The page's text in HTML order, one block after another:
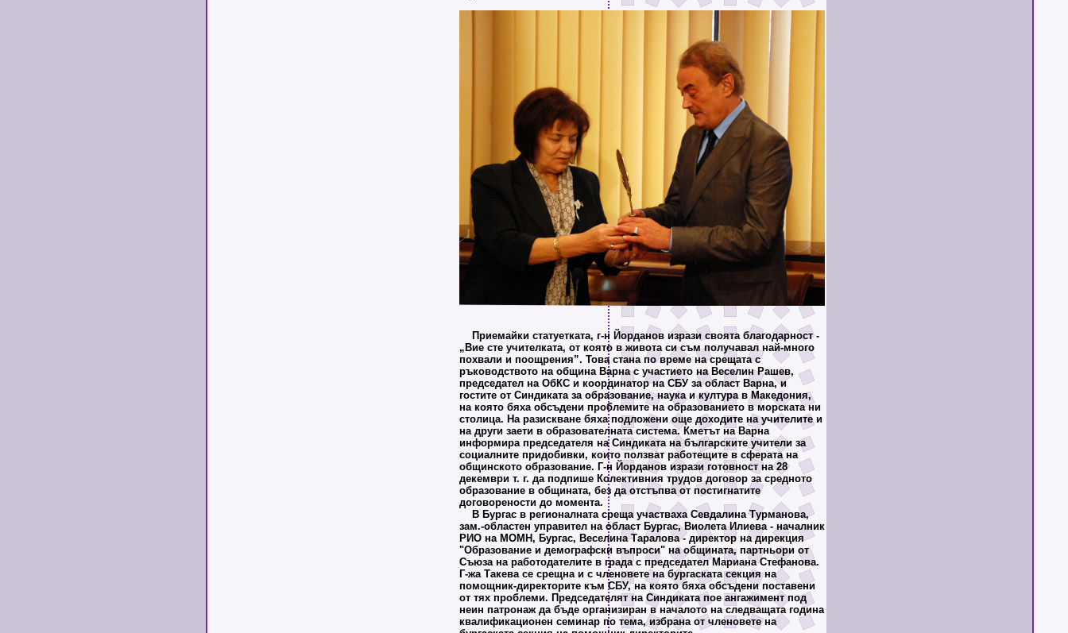
Приемайки статуетката, г-н Йорданов изрази своята благодарност -
„Вие сте учителката, от която в живота си съм получавал най-много
похвали и поощрения”. Това стана по време на срещата с
ръководството на община Варна с участието на Веселин Рашев,
председател на ОбКС и координатор на СБУ за област Варна, и
гостите от Синдиката за образование, наука и култура в Македония,
на която бяха обсъдени проблемите на образованието в морската ни
столица. На разискване бяха подложени още доходите на учителите и
на други заети в образователната система. Кметът на Варна
информира председателя на Синдиката на българските учители за
социалните придобивки, които ползват работещите в сферата на
общинското образование. Г-н Йорданов изрази готовност на 28
декември т. г. да подпише Колективния трудов договор за средното
образование в общината, без да отстъпва от постигнатите
договорености до момента.
В Бургас в регионалната среща участваха Севдалина Турманова,
зам.-областен управител на област Бургас, Виолета Илиева - началник
РИО на МОМН, Бургас, Веселина Таралова - директор на дирекция
"Образование и демографски въпроси" на общината, партньори от
Съюза на работодателите в града с председател Мариана Стефанова.
Г-жа Такева се срещна и с членовете на бургаската секция на
помощник-директорите към СБУ, на която бяха обсъдени поставени
от тях проблеми. Председателят на Синдиката пое ангажимент под
неин патронаж да бъде организиран в началото на следващата година
квалификационен семинар по тема, избрана от членовете на